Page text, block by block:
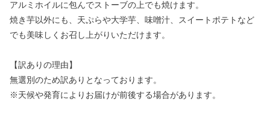
アルミホイルに包んでストーブの上でも焼けます。
焼き芋以外にも、天ぷらや大学芋、味噌汁、スイートポテトなど
でも美味しくお召し上がりいただけます。
【訳ありの理由】
無選別のため訳ありとなっております。
※天候や発育によりお届けが前後する場合があります。